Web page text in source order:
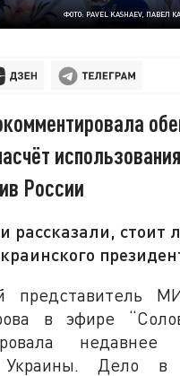
ФОТО: PAVEL KASHAEV, ПАВЕЛ
России
рассказали, стоит
представитель
в эфире
недавнее
Украины. Дело